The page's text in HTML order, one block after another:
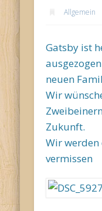
Allgemein
Gatsby ist
neuen
Wir
Zukunft.
Wir werden
vermissen